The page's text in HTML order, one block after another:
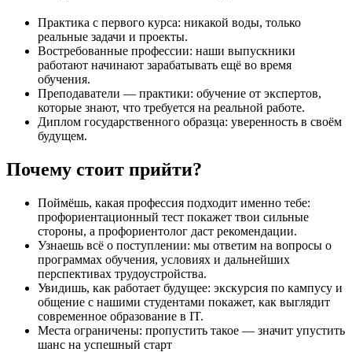
Практика с первого курса: никакой воды, только
реальные задачи и проекты.
Востребованные профессии: наши выпускники
работают начинают зарабатывать ещё во время
обучения.
Преподаватели — практики: обучение от экспертов,
которые знают, что требуется на реальной работе.
Диплом государственного образца: уверенность в своём
будущем.
Почему стоит прийти?
Поймёшь, какая профессия подходит именно тебе:
профориентационный тест покажет твои сильные
стороны, а профориентолог даст рекомендации.
Узнаешь всё о поступлении: мы ответим на вопросы о
программах обучения, условиях и дальнейших
перспективах трудоустройства.
Увидишь, как работает будущее: экскурсия по кампусу и
общение с нашими студентами покажет, как выглядит
современное образование в IT.
Места ограничены: пропустить такое — значит упустить
шанс на успешный старт